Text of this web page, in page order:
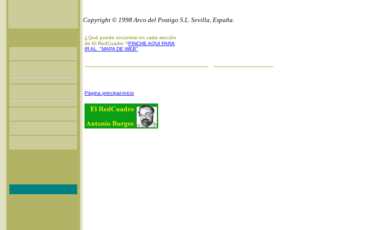
Copyright © 1998 Arco del Postigo S.L. Sevilla, España.
¿ Qué puede encontrar en cada sección
de El RedCuadro ?PINCHE AQUI PARA
IR AL "MAPA DE WEB"
Página principal-Inicio